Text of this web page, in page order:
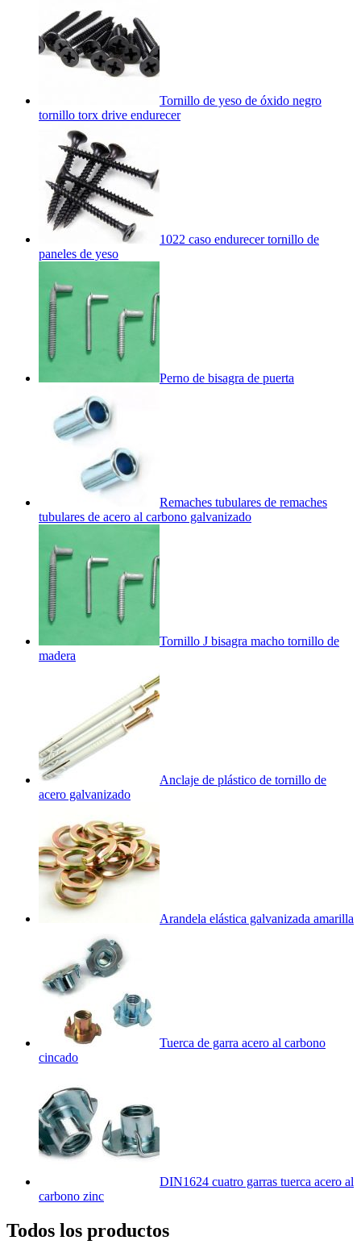
Tornillo de yeso de óxido negro
tornillo torx drive endurecer
1022 caso endurecer tornillo de
paneles de yeso
Perno de bisagra de puerta
Remaches tubulares de remaches
tubulares de acero al carbono galvanizado
Tornillo J bisagra macho tornillo de
madera
Anclaje de plástico de tornillo de
acero galvanizado
Arandela elástica galvanizada amarilla
Tuerca de garra acero al carbono
cincado
DIN1624 cuatro garras tuerca acero al
carbono zinc
Todos los productos